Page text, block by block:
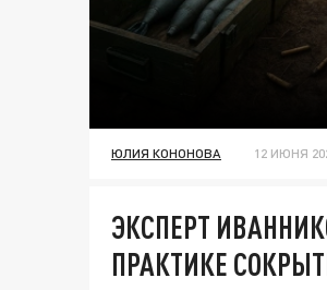
ЮЛИЯ КОНОНОВА 12 ИЮНЯ
ЭКСПЕРТ
ПРАКТИКЕ